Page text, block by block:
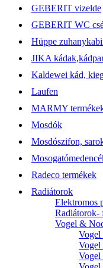
GEBERIT vizelde
GEBERIT WC
Hüppe
JIKA
Kaldewei kád,
Laufen
MARMY
Mosdók
Mosdószifon,
Radeco termékek
Radiátorok
Elektromos
Radiátorok-
Vogel &
Vogel